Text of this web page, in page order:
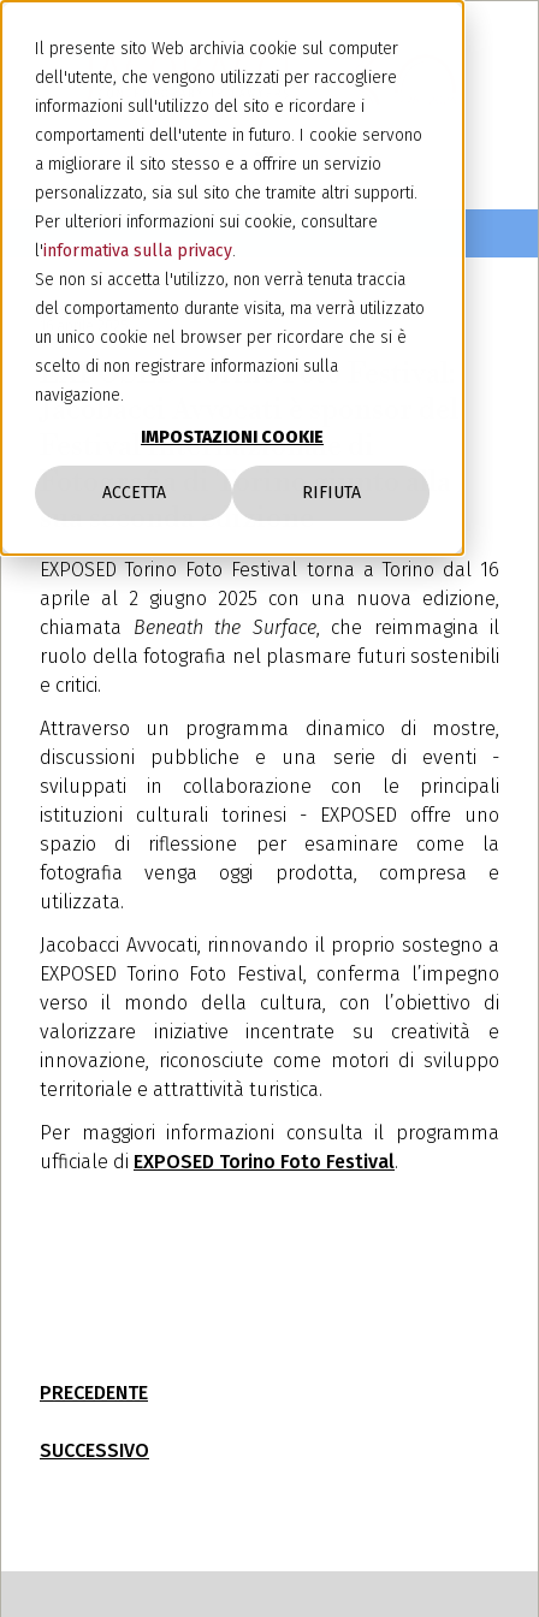
Il presente sito Web archivia cookie sul computer
dell'utente, che vengono utilizzati per raccogliere
informazioni sull'utilizzo del sito e ricordare i
comportamenti dell'utente in futuro. I cookie servono
a migliorare il sito stesso e a offrire un servizio
personalizzato, sia sul sito che tramite altri supporti.
Per ulteriori informazioni sui cookie, consultare
l'informativa sulla privacy.
Se non si accetta l'utilizzo, non verrà tenuta traccia
del comportamento durante visita, ma verrà utilizzato
un unico cookie nel browser per ricordare che si è
scelto di non registrare informazioni sulla
navigazione.
IMPOSTAZIONI COOKIE
ACCETTA RIFIUTA
EXPOSED Torino Foto Festival:
Jacobacci Avvocati è sponsor del
Festival Internazionale di
Fotografia di Torino giunto alla
sua seconda edizione
EXPOSED Torino Foto Festival torna a Torino dal 16
aprile al 2 giugno 2025 con una nuova edizione,
chiamata Beneath the Surface, che reimmagina il
ruolo della fotografia nel plasmare futuri sostenibili
e critici.
Attraverso un programma dinamico di mostre,
discussioni pubbliche e una serie di eventi -
sviluppati in collaborazione con le principali
istituzioni culturali torinesi - EXPOSED offre uno
spazio di riflessione per esaminare come la
fotografia venga oggi prodotta, compresa e
utilizzata.
Jacobacci Avvocati, rinnovando il proprio sostegno a
EXPOSED Torino Foto Festival, conferma l’impegno
verso il mondo della cultura, con l’obiettivo di
valorizzare iniziative incentrate su creatività e
innovazione, riconosciute come motori di sviluppo
territoriale e attrattività turistica.
Per maggiori informazioni consulta il programma
ufficiale di EXPOSED Torino Foto Festival.
PRECEDENTE
SUCCESSIVO